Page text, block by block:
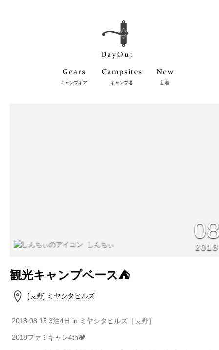
キャンプギア キャンプ場 新着
しんちぃ 2018
観光キャンプベース⛺️
[長野] ミヤシタヒルズ
2018.08.15 3泊4日 in ミヤシタヒルズ［長野］
2018ファミキャン4th🏕